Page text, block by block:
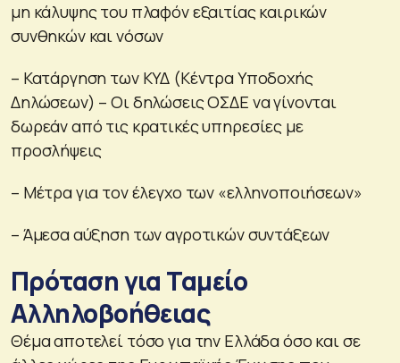
μη κάλυψης του πλαφόν εξαιτίας καιρικών
συνθηκών και νόσων
– Κατάργηση των ΚΥΔ (Κέντρα Υποδοχής
Δηλώσεων) – Οι δηλώσεις ΟΣΔΕ να γίνονται
δωρεάν από τις κρατικές υπηρεσίες με
προσλήψεις
– Μέτρα για τον έλεγχο των «ελληνοποιήσεων»
– Άμεσα αύξηση των αγροτικών συντάξεων
Πρόταση για Ταμείο
Αλληλοβοήθειας
Θέμα αποτελεί τόσο για την Ελλάδα όσο και σε